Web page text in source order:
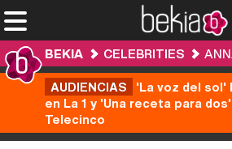
BEKIA CELEBRITIES
AUDIENCIAS 'La voz del sol'
en La 1 y 'Una receta para
Telecinco